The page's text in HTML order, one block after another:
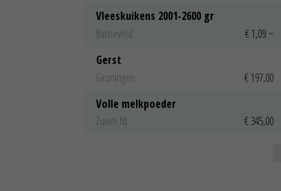
Vleeskuikens 2001-2600 gr
Barneveld
€ 1,09 ~
Gerst
Groningen
€ 197,00
Volle melkpoeder
Zuivel NL
€ 345,00